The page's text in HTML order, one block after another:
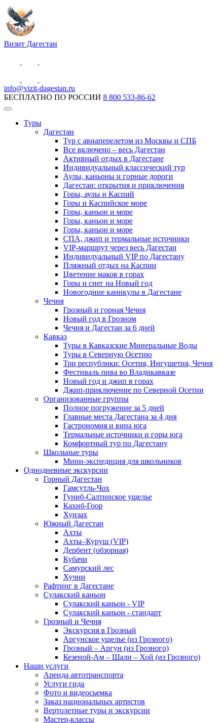
Визит Дагестан
info@vizit-dagestan.ru
БЕСПЛАТНО ПО РОССИИ 8 800 533-86-62
Туры
Дагестан
Тур с авиаперелетом из Москвы и СПБ
Все включено – весь Дагестан
Активный отдых в Дагестане
Индивидуальный классический тур
Аулы, каньоны и горные дороги
Дагестан: открытия и приключения
Горы, аулы и Каспий
Горы и Каспийское море
Горы, каньон и море
Горы, каньон и море
Горы, каньон и море
СПА, джип и термальные источники
VIP-маршрут через весь Дагестан
Индивидуальный VIP по Дагестану
Пляжный отдых на Каспии
Цветение маков в горах
Горы и снег на Новый год
Новогодние каникулы в Дагестане
Чечня
Грозный и горная Чечня
Новый год в Грозном
Чечня и Дагестан за 6 дней
Кавказ
Туры в Кавказские Минеральные Воды
Туры в Северную Осетию
Три республики: Осетия, Ингушетия, Чечня
Фестиваль пива во Владикавказе
Новый год и джип в горах
Джип-приключение по Северной Осетии
Организованные группы
Полное погружение за 5 дней
Главные места Дагестана за 4 дня
Гастрономия и вина юга
Термальные источники и горы юга
Комфортный тур по Дагестану
Школьные туры
Мини-экспедиция для школьников
Однодневные экскурсии
Горный Дагестан
Гамсутль-Чох
Гуниб-Салтинское ущелье
Кахиб-Гоор
Хунзах
Южный Дагестан
Ахты
Ахты–Куруш (VIP)
Дербент (обзорная)
Кубачи
Самурский лес
Хучни
Рафтинг в Дагестане
Сулакский каньон
Сулакский каньон - VIP
Сулакский каньон - стандарт
Грозный и Чечня
Экскурсия в Грозный
Аргунское ущелье (из Грозного)
Грозный – Аргун (из Грозного)
Кезеной-Ам – Шали – Хой (из Грозного)
Наши услуги
Аренда автотранспорта
Услуги гида
Фото и видеосьемка
Заказ национальных артистов
Вертолетные туры и экскурсии
Мастер-классы